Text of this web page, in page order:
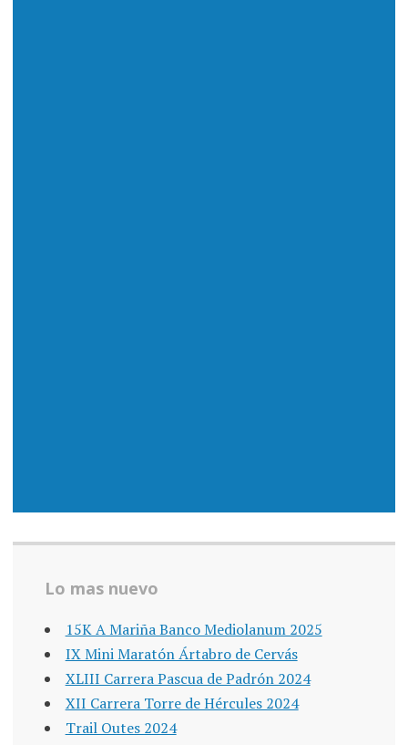
Lo mas nuevo
15K A Mariña Banco Mediolanum 2025
IX Mini Maratón Ártabro de Cervás
XLIII Carrera Pascua de Padrón 2024
XII Carrera Torre de Hércules 2024
Trail Outes 2024